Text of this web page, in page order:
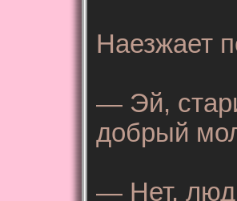
Наезжает
— Эй,
добрый
— Нет,